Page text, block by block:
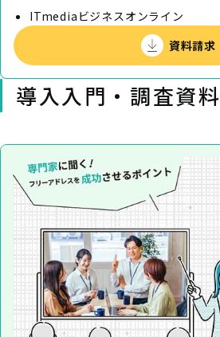
ITmediaビジネスオンライン
資料請求
導入入門・調査資料